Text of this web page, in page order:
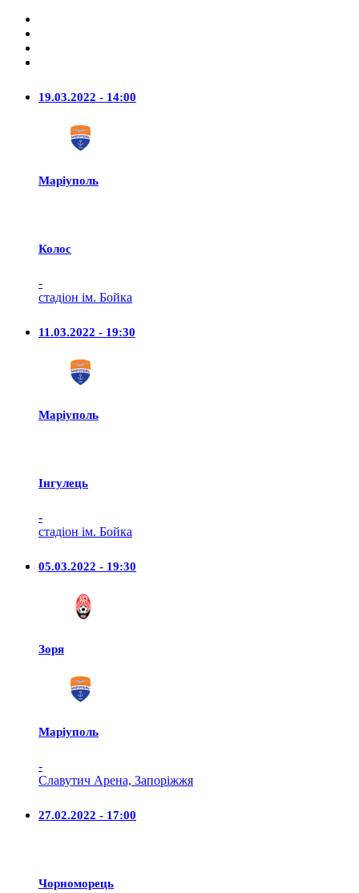
19.03.2022 - 14:00
Маріуполь
Колос
-
стадіон ім. Бойка
11.03.2022 - 19:30
Маріуполь
Iнгулець
-
стадіон ім. Бойка
05.03.2022 - 19:30
Зоря
Маріуполь
-
Славутич Арена, Запоріжжя
27.02.2022 - 17:00
Чорноморець